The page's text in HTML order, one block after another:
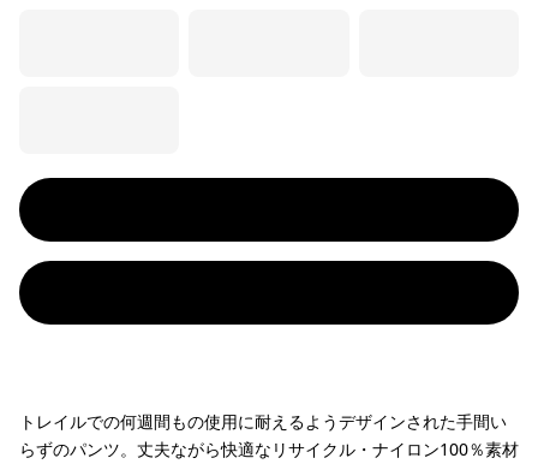
トレイルでの何週間もの使用に耐えるようデザインされた手間い
らずのパンツ。丈夫ながら快適なリサイクル・ナイロン100％素材